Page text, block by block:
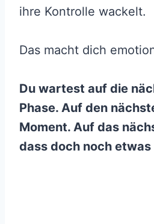
ihre Kontrolle wackelt.
Das macht dich
Du wartest auf die
Phase. Auf den
Moment. Auf das
dass doch noch etwas